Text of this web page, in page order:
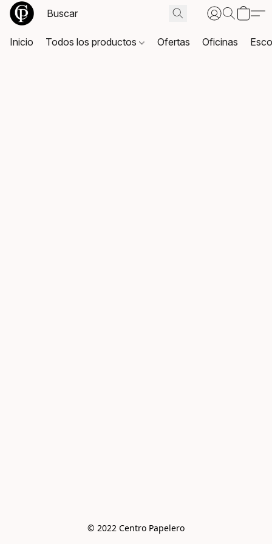
Inicio Todos los productos Ofertas Oficinas
© 2022 Centro Papelero